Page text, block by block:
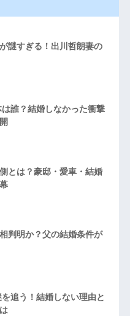
謎すぎる！出川哲朗妻の
誰？結婚しなかった衝撃
とは？豪邸・愛車・結婚
判明か？父の結婚条件が
追う！結婚しない理由と